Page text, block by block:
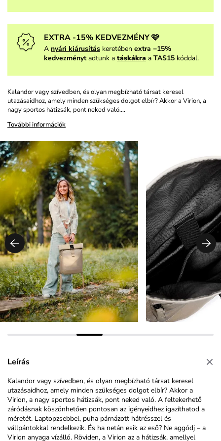
EXTRA -15% KEDVEZMÉNY 🩷
A nyári kiárusítás keretében extra −15%
kedvezménytadtunk a táskákra a TAS15 kóddal.
Kalandor vagy szívedben, és olyan megbízható társat keresel
utazásaidhoz, amely minden szükséges dolgot elbír? Akkor a Virion, a
nagy sportos hátizsák, pont neked való.…
További információk
Leírás
Kalandor vagy szívedben, és olyan megbízható társat keresel
utazásaidhoz, amely minden szükséges dolgot elbír? Akkor a
Virion, a nagy sportos hátizsák, pont neked való. A feltekerhető
záródásnak köszönhetően pontosan az igényeidhez igazíthatod a
méretét. Laptopzsebbel, puha párnázott hátrésszel és
vállpántokkal rendelkezik. És ha netán esik az eső? Ne aggódj – a
Virion anyaga vízálló. Röviden, a Virion az a hátizsák, amellyel